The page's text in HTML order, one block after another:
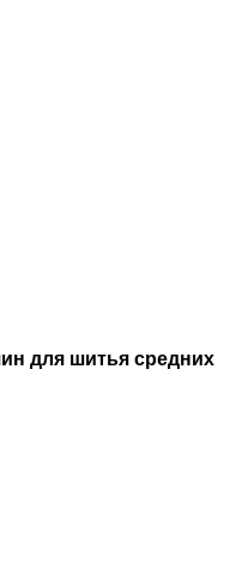
для шитья средних